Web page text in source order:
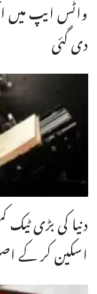
واٹس ایپ
دی گئی
دنیا کی بڑی
اسکین کر کے